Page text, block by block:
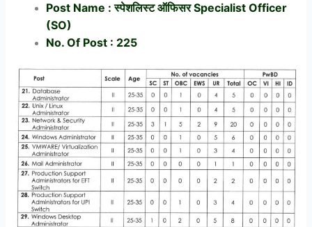
Post Name : स्पेशलिस्ट ऑफिसर Specialist Officer
(SO)
No. Of Post : 225